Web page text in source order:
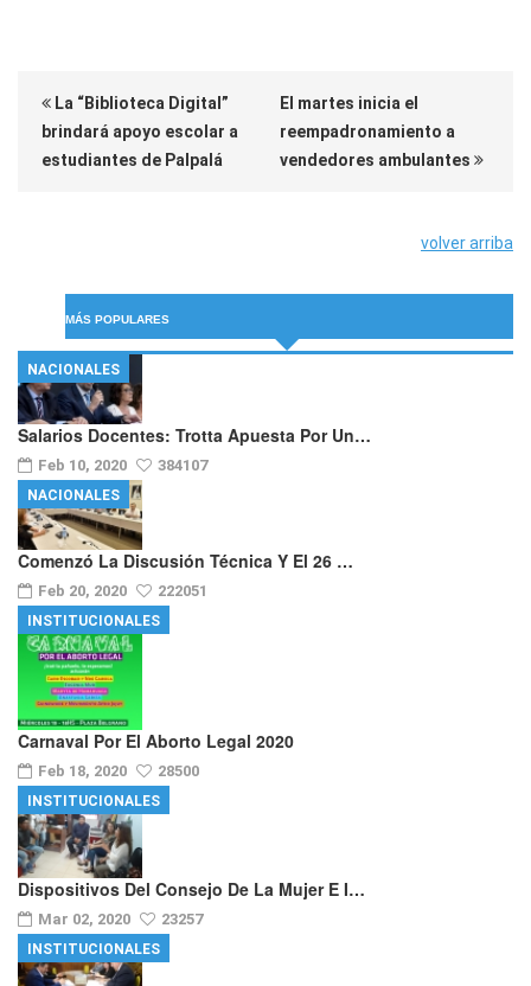
La “Biblioteca Digital”
brindará apoyo escolar a
estudiantes de Palpalá
El martes inicia el
reempadronamiento a
vendedores ambulantes
volver arriba
MÁS POPULARES
Salarios Docentes: Trotta Apuesta Por Un…
Feb 10, 2020 384107
NACIONALES
Comenzó La Discusión Técnica Y El 26 …
Feb 20, 2020 222051
NACIONALES
Carnaval Por El Aborto Legal 2020
Feb 18, 2020 28500
INSTITUCIONALES
Dispositivos Del Consejo De La Mujer E I…
Mar 02, 2020 23257
INSTITUCIONALES
INSTITUCIONALES